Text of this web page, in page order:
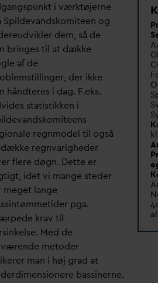
i værktøjerne
Spildevandskomiteen og
dem, så de
bringes til at dække
af de
der ikke
håndteres i dag. F.eks.
statistikken i
vandskomiteens
regnmodel til også
regnvarigheder
flere døgn. Dette er
idet vi mange steder
meget lange
pga.
krav til
Med de
metoder
man i høj grad at
bassinerne.